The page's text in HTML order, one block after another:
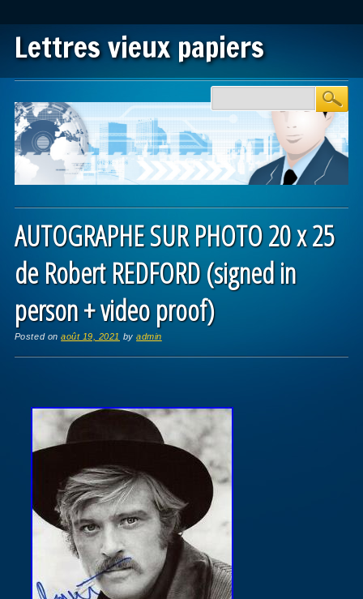
Lettres vieux papiers
Main menu
AUTOGRAPHE SUR PHOTO 20 x 25
de Robert REDFORD (signed in
person + video proof)
Posted onaoût 19, 2021 byadmin